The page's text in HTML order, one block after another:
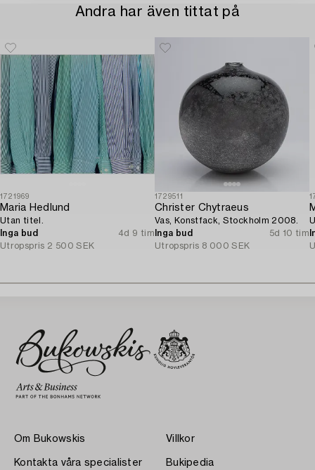
Andra har även tittat på
1721969
Maria Hedlund
Utan titel.
Inga bud
4d 9 tim
Utropspris 2 500 SEK
1729511
Christer Chytraeus
Vas, Konstfack, Stockholm 2008.
Inga bud
5d 10 tim
Utropspris 8 000 SEK
Om Bukowskis
Kontakta våra specialister
Villkor
Bukipedia